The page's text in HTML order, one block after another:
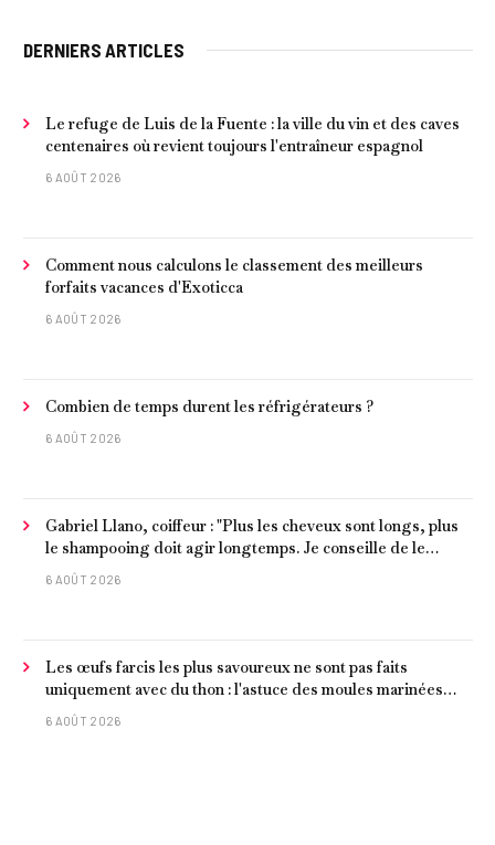
DERNIERS ARTICLES
Le refuge de Luis de la Fuente : la ville du vin et des caves
centenaires où revient toujours l'entraîneur espagnol
6 AOÛT 2026
Comment nous calculons le classement des meilleurs
forfaits vacances d'Exoticca
6 AOÛT 2026
Combien de temps durent les réfrigérateurs ?
6 AOÛT 2026
Gabriel Llano, coiffeur : "Plus les cheveux sont longs, plus
le shampooing doit agir longtemps. Je conseille de le
laisser entre 1 et 3 minutes."
6 AOÛT 2026
Les œufs farcis les plus savoureux ne sont pas faits
uniquement avec du thon : l'astuce des moules marinées
pour les rendre beaucoup plus juteux
6 AOÛT 2026